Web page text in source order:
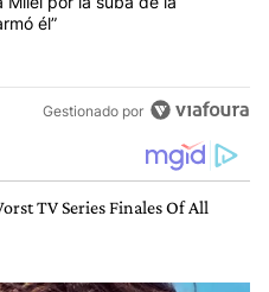
él”
Gestionado por